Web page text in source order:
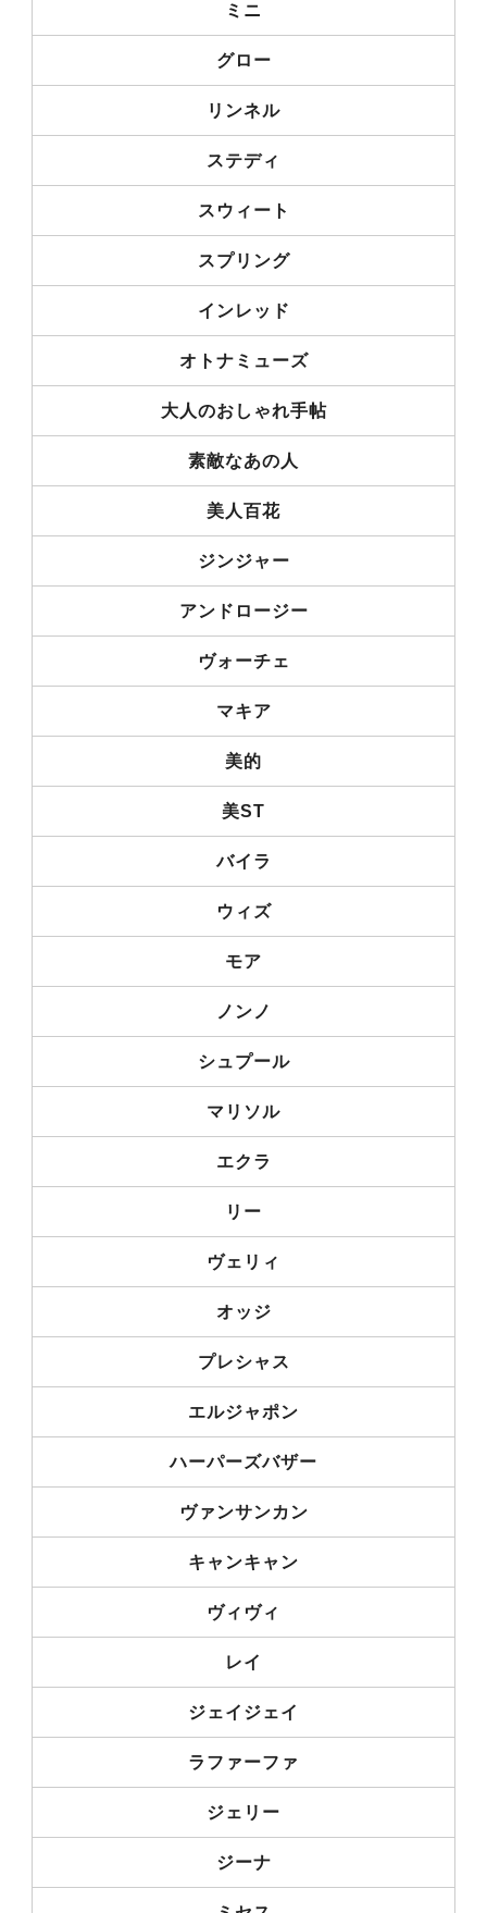
ミニ
グロー
リンネル
ステディ
スウィート
スプリング
インレッド
オトナミューズ
大人のおしゃれ手帖
素敵なあの人
美人百花
ジンジャー
アンドロージー
ヴォーチェ
マキア
美的
美ST
バイラ
ウィズ
モア
ノンノ
シュプール
マリソル
エクラ
リー
ヴェリィ
オッジ
プレシャス
エルジャポン
ハーパーズバザー
ヴァンサンカン
キャンキャン
ヴィヴィ
レイ
ジェイジェイ
ラファーファ
ジェリー
ジーナ